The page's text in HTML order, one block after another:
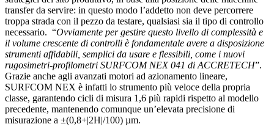
transfer da servire: in questo modo l’addetto non deve percorrere
troppa strada con il pezzo da testare, qualsiasi sia il tipo di controllo
necessario. “Ovviamente per gestire questo livello di complessità e
il volume crescente di controlli è fondamentale avere a disposizione
strumenti affidabili, semplici da usare e flessibili, come i nuovi
rugosimetri-profilometri SURFCOM NEX 041 di ACCRETECH”.
Grazie anche agli avanzati motori ad azionamento lineare,
SURFCOM NEX è infatti lo strumento più veloce della propria
classe, garantendo cicli di misura 1,6 più rapidi rispetto al modello
precedente, mantenendo comunque un’elevata precisione di
misurazione a ±(0,8+|2H|/100) µm.